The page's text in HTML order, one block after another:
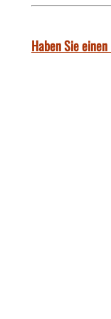
Haben Sie